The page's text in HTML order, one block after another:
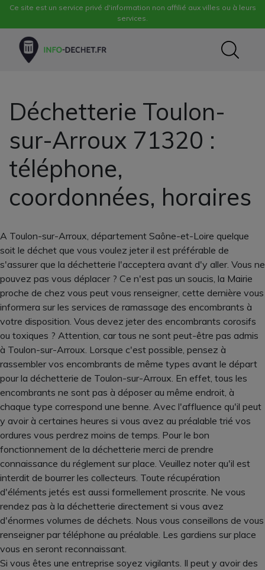
Ce site est un service privé d'information non affilié aux villes ou à leurs
services.
Déchetterie Toulon-
sur-Arroux 71320 :
téléphone,
coordonnées, horaires
A Toulon-sur-Arroux, département Saône-et-Loire quelque
soit le déchet que vous voulez jeter il est préférable de
s'assurer que la déchetterie l'acceptera avant d'y aller. Vous ne
pouvez pas vous déplacer ? Ce n'est pas un soucis, la Mairie
proche de chez vous peut vous renseigner, cette dernière vous
informera sur les services de ramassage des encombrants à
votre disposition. Vous devez jeter des encombrants corosifs
ou toxiques ? Attention, car tous ne sont peut-être pas admis
à Toulon-sur-Arroux. Lorsque c'est possible, pensez à
rassembler vos encombrants de même types avant le départ
pour la déchetterie de Toulon-sur-Arroux. En effet, tous les
encombrants ne sont pas à déposer au même endroit, à
chaque type correspond une benne. Avec l'affluence qu'il peut
y avoir à certaines heures si vous avez au préalable trié vos
ordures vous perdrez moins de temps. Pour le bon
fonctionnement de la déchetterie merci de prendre
connaissance du réglement sur place. Veuillez noter qu'il est
interdit de bourrer les collecteurs. Toute récupération
d'éléments jetés est aussi formellement proscrite. Ne vous
rendez pas à la déchetterie directement si vous avez
d'énormes volumes de déchets. Nous vous conseillons de vous
renseigner par téléphone au préalable. Les gardiens sur place
vous en seront reconnaissant.
Si vous êtes une entreprise soyez vigilants. Il peut y avoir des